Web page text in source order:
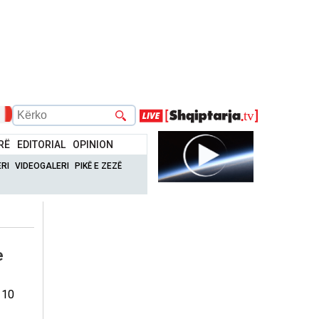
EDITORIAL OPINION
VIDEOGALERI PIKË E ZEZË